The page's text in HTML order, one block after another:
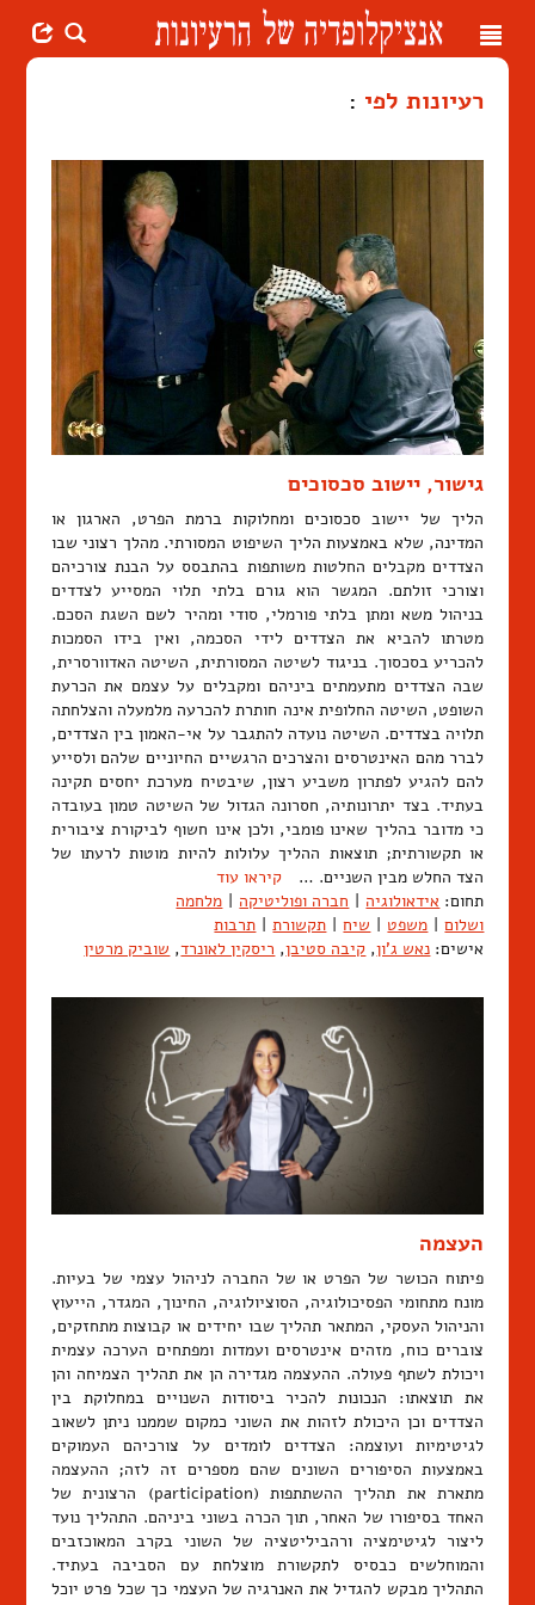
Toggle
רעיונות לפי :
גישור, יישוב סכסוכים
הליך של יישוב סכסוכים ומחלוקות ברמת הפרט, הארגון או
המדינה, שלא באמצעות הליך השיפוט המסורתי. מהלך רצוני שבו
הצדדים מקבלים החלטות משותפות בהתבסס על הבנת צורכיהם
וצורכי זולתם. המגשר הוא גורם בלתי תלוי המסייע לצדדים
בניהול משא ומתן בלתי פורמלי, סודי ומהיר לשם השגת הסכם.
מטרתו להביא את הצדדים לידי הסכמה, ואין בידו הסמכות
להכריע בסכסוך. בניגוד לשיטה המסורתית, השיטה האדוורסרית,
שבה הצדדים מתעמתים ביניהם ומקבלים על עצמם את הכרעת
השופט, השיטה החלופית אינה חותרת להכרעה מלמעלה והצלחתה
תלויה בצדדים. השיטה נועדה להתגבר על אי-האמון בין הצדדים,
לברר מהם האינטרסים והצרכים הרגשיים החיוניים שלהם ולסייע
להם להגיע לפתרון משביע רצון, שיבטיח מערכת יחסים תקינה
בעתיד. בצד יתרונותיה, חסרונה הגדול של השיטה טמון בעובדה
כי מדובר בהליך שאינו פומבי, ולכן אינו חשוף לביקורת ציבורית
או תקשורתית; תוצאות ההליך עלולות להיות מוטות לרעתו של
הצד החלש מבין השניים. … קיראו עוד
תחום: אידאולוגיה חברה ופוליטיקה
מלחמה
ושלום
משפט שיח תקשורת
תרבות
אישים: נאש ג'ון, קיבה סטיבן, ריסקין לאונרד, שוביק מרטין
העצמה
פיתוח הכושר של הפרט או של החברה לניהול עצמי של בעיות.
מונח מתחומי הפסיכולוגיה, הסוציולוגיה, החינוך, המגדר, הייעוץ
והניהול העסקי, המתאר תהליך שבו יחידים או קבוצות מתחזקים,
צוברים כוח, מזהים אינטרסים ועמדות ומפתחים הערכה עצמית
ויכולת לשתף פעולה. ההעצמה מגדירה הן את תהליך הצמיחה והן
את תוצאתו: הנכונות להכיר ביסודות השנויים במחלוקת בין
הצדדים וכן היכולת לזהות את השוני כמקום שממנו ניתן לשאוב
לגיטימיות ועוצמה: הצדדים לומדים על צורכיהם העמוקים
באמצעות הסיפורים השונים שהם מספרים זה לזה; ההעצמה
מתארת את תהליך ההשתתפות (participation) הרצונית של
האחד בסיפורו של האחר, תוך הכרה בשוני ביניהם. התהליך נועד
ליצור לגיטימציה ורהביליטציה של השוני בקרב המאוכזבים
והמוחלשים כבסיס לתקשורת מוצלחת עם הסביבה בעתיד.
התהליך מבקש להגדיל את האנרגיה של העצמי כך שכל פרט יוכל